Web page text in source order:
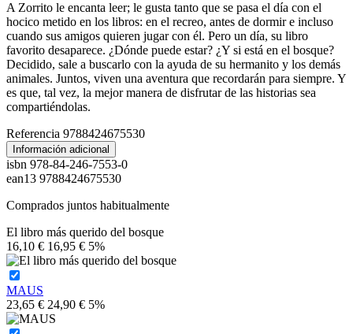
A Zorrito le encanta leer; le gusta tanto que se pasa el día con el
hocico metido en los libros: en el recreo, antes de dormir e incluso
cuando sus amigos quieren jugar con él. Pero un día, su libro
favorito desaparece. ¿Dónde puede estar? ¿Y si está en el bosque?
Decidido, sale a buscarlo con la ayuda de su hermanito y los demás
animales. Juntos, viven una aventura que recordarán para siempre. Y
es que, tal vez, la mejor manera de disfrutar de las historias sea
compartiéndolas.
Referencia 9788424675530
Información adicional
isbn 978-84-246-7553-0
ean13 9788424675530
Comprados juntos habitualmente
El libro más querido del bosque
16,10 € 16,95 € 5%
MAUS
23,65 € 24,90 € 5%